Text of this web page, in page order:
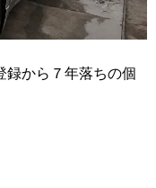
録から７年落ちの個